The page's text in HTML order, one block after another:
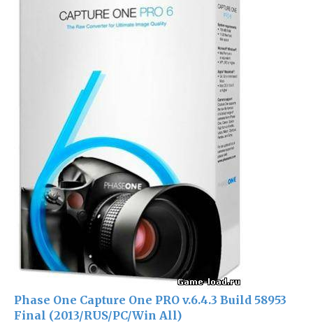
Phase One Capture One PRO v.6.4.3 Build 58953
Final (2013/RUS/PC/Win All)